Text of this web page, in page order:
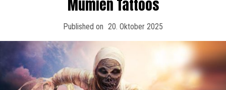
Mumien Tattoos
Published on 20. Oktober 2025